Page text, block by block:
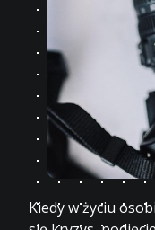
Kiedy w życiu